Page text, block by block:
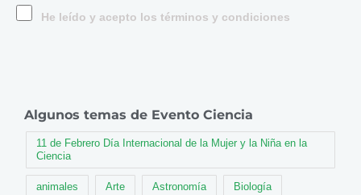
He leído y acepto los términos y condiciones
Algunos temas de Evento Ciencia
11 de Febrero Día Internacional de la Mujer y la Niña en la
Ciencia
animales Arte Astronomía Biología